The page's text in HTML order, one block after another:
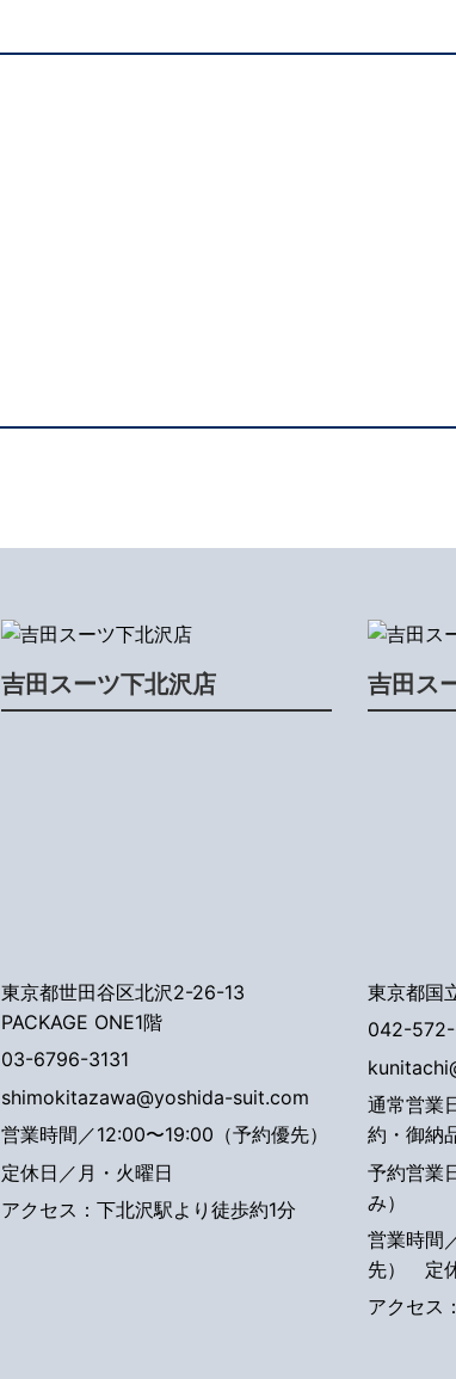
吉田スーツ下北沢店
東京都世田谷区北沢2-26-13
PACKAGE ONE1階
03-6796-3131
shimokitazawa@yoshida-suit.com
営業時間／12:00〜19:00（予約優先）
定休日／月・火曜日
アクセス：下北沢駅より徒歩約1分
吉田ス
東京都国
042-
通常営業
約・御納
予約営業
み）
営業時間
先） 定
アクセス